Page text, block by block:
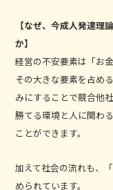
【なぜ、今成人発達理
か】
経営の不安要素は「お
その大きな要素を占め
みにすることで競合他
勝てる環境と人に関わ
ことができます。
加えて社会の流れも、
められています。